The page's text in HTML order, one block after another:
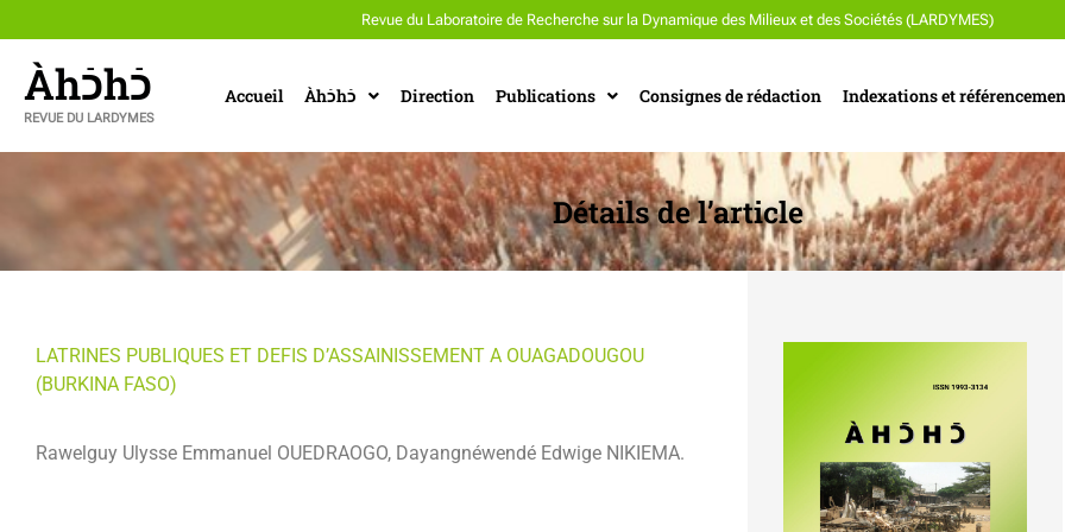
Revue du Laboratoire de Recherche sur la Dynamique des Milieux et des Sociétés (LARDYMES)
Àhכֿhכֿ
REVUE DU LARDYMES
Accueil Àhכֿhכֿ Direction Publications Consignes de rédaction Indexations et
Détails de l’article
LATRINES PUBLIQUES ET DEFIS D’ASSAINISSEMENT A OUAGADOUGOU
(BURKINA FASO)
Rawelguy Ulysse Emmanuel OUEDRAOGO, Dayangnéwendé Edwige NIKIEMA.